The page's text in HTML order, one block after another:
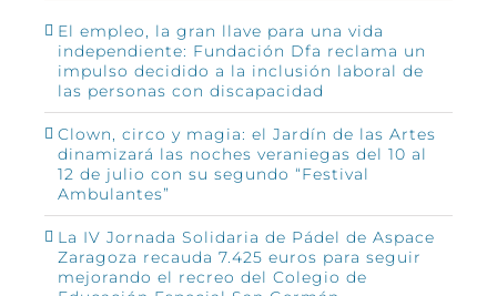
El empleo, la gran llave para una vida
independiente: Fundación Dfa reclama un
impulso decidido a la inclusión laboral de
las personas con discapacidad
Clown, circo y magia: el Jardín de las Artes
dinamizará las noches veraniegas del 10 al
12 de julio con su segundo “Festival
Ambulantes”
La IV Jornada Solidaria de Pádel de Aspace
Zaragoza recauda 7.425 euros para seguir
mejorando el recreo del Colegio de